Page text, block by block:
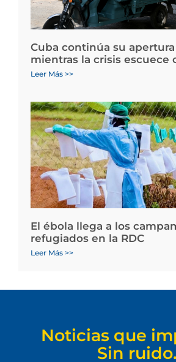
Cuba continúa su
mientras la crisis escuece
Leer Más >>
El ébola llega a los
refugiados en la RDC
Leer Más >>
Noticias que
Sin ruido.